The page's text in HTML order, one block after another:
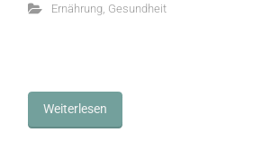
Ernährung, Gesundheit
Weiterlesen